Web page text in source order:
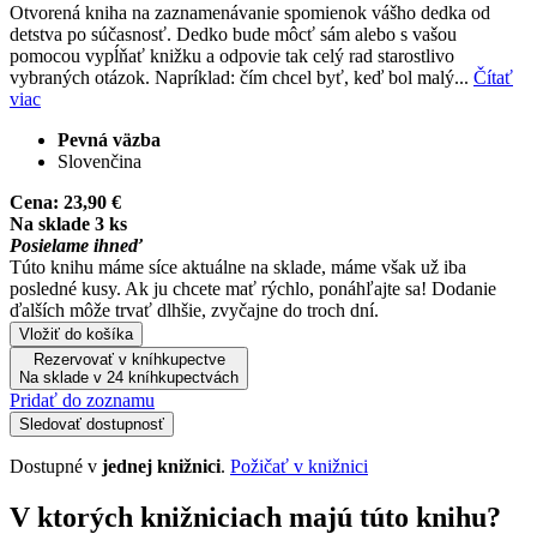
Otvorená kniha na zaznamenávanie spomienok vášho dedka od
detstva po súčasnosť. Dedko bude môcť sám alebo s vašou
pomocou vypĺňať knižku a odpovie tak celý rad starostlivo
vybraných otázok. Napríklad: čím chcel byť, keď bol malý... Čítať
viac
Pevná väzba
Slovenčina
Cena: 23,90 €
Na sklade 3 ks
Posielame ihneď
Túto knihu máme síce aktuálne na sklade, máme však už iba
posledné kusy. Ak ju chcete mať rýchlo, ponáhľajte sa! Dodanie
ďalších môže trvať dlhšie, zvyčajne do troch dní.
Vložiť do košíka
Rezervovať v kníhkupectve
Na sklade v 24 kníhkupectvách
Pridať do zoznamu
Sledovať dostupnosť
Dostupné v jednej knižnici. Požičať v knižnici
V ktorých knižniciach majú túto knihu?